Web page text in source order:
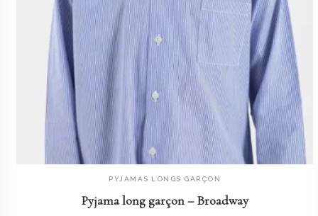
AJOUTER AU PANIER
PYJAMAS LONGS GARÇON
Pyjama long garçon – Broadway